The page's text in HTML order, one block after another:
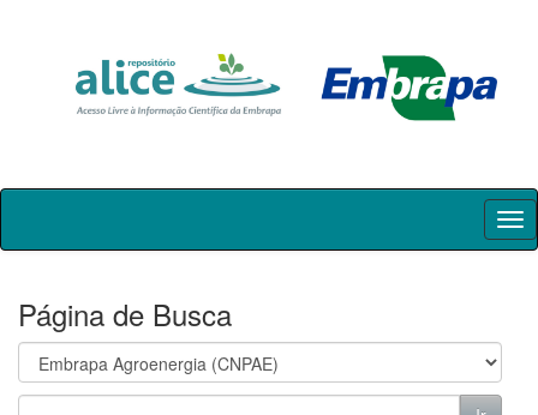
Skip
Página de Busca